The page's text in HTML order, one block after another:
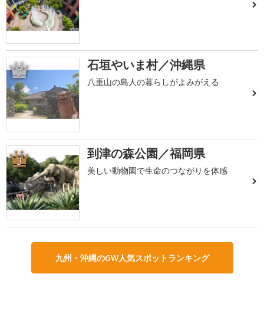
2 石垣やいま村／沖縄県
八重山の島人の暮らしがよみがえる
3 到津の森公園／福岡県
美しい動物園で生命のつながりを体感
九州・沖縄のGW人気スポットランキング